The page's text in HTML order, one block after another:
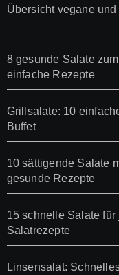
Übersicht vegane
8 gesunde Salate
einfache Rezepte
Grillsalate: 10
Buffet
10 sättigende Salate
gesunde Rezepte
15 schnelle Salate
Salatrezepte
Linsensalat: